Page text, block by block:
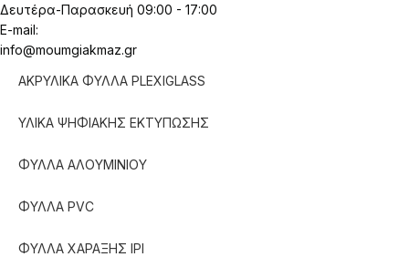
Δευτέρα-Παρασκευή 09:00 - 17:00
E-mail:
info@moumgiakmaz.gr
ΑΚΡΥΛΙΚΑ ΦΥΛΛΑ PLEXIGLASS
ΥΛΙΚΑ ΨΗΦΙΑΚΗΣ ΕΚΤΥΠΩΣΗΣ
ΦΥΛΛΑ ΑΛΟΥΜΙΝΙΟΥ
ΦΥΛΛΑ PVC
ΦΥΛΛΑ ΧΑΡΑΞΗΣ IPI